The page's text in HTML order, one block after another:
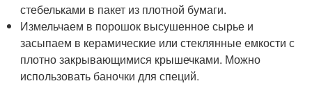
стебельками в пакет из плотной бумаги.
Измельчаем в порошок высушенное сырье и
засыпаем в керамические или стеклянные емкости с
плотно закрывающимися крышечками. Можно
использовать баночки для специй.